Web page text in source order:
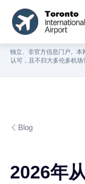
独立、非官方信息门户。
认可，且不归大多伦多机
Blog
2026年